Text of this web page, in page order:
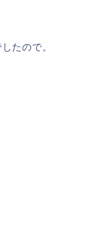
たので。